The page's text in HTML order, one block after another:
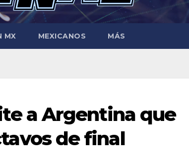
MX MEXICANOS MÁS
a Argentina que
de final